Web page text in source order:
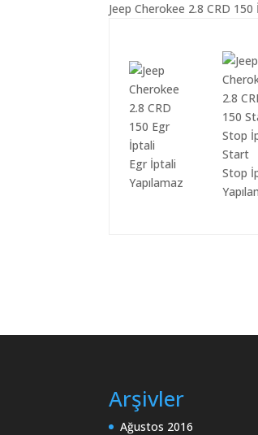
Jeep Cherokee 2.8 CRD
Egr İptali
Yapılamaz
Start
Stop
Arşivler
Ağustos 2016